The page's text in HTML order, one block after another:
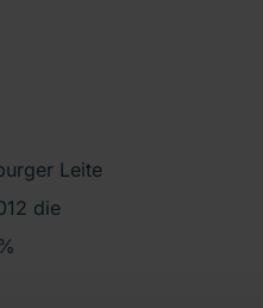
Leite
die